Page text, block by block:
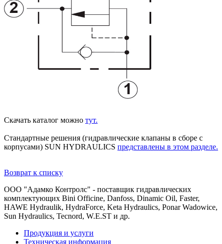
Скачать каталог можно тут.
Стандартные решения (гидравлические клапаны в сборе с
корпусами) SUN HYDRAULICS представлены в этом разделе.
Возврат к списку
ООО "Адамко Контролс" - поставщик гидравлических
комплектующих Bini Officine, Danfoss, Dinamic Oil, Faster,
HAWE Hydraulik, HydraForce, Keta Hydraulics, Ponar Wadowice,
Sun Hydraulics, Tecnord, W.E.ST и др.
Продукция и услуги
Техническая информация